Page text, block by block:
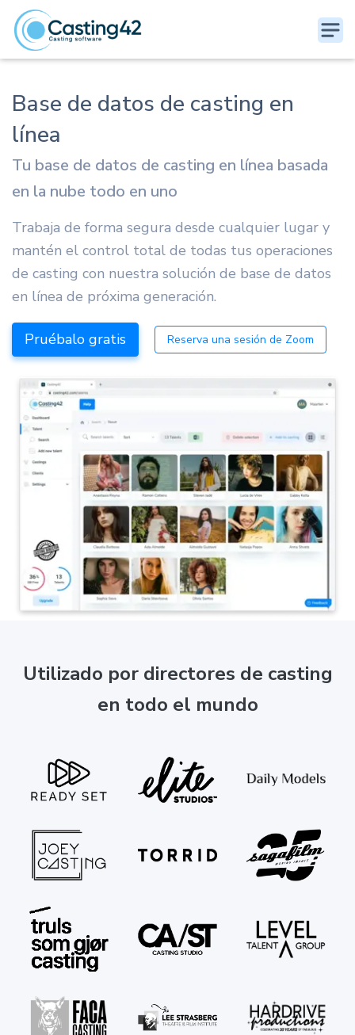
Base de datos de casting en
línea
Tu base de datos de casting en línea basada
en la nube todo en uno
Trabaja de forma segura desde cualquier lugar y
mantén el control total de todas tus operaciones
de casting con nuestra solución de base de datos
en línea de próxima generación.
Pruébalo gratis Reserva una sesión de Zoom
Utilizado por directores de casting
en todo el mundo